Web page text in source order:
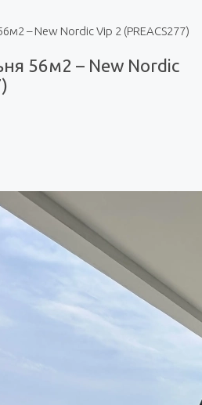
– New Nordic Vip 2 (PREACS277)
56м2 – New Nordic